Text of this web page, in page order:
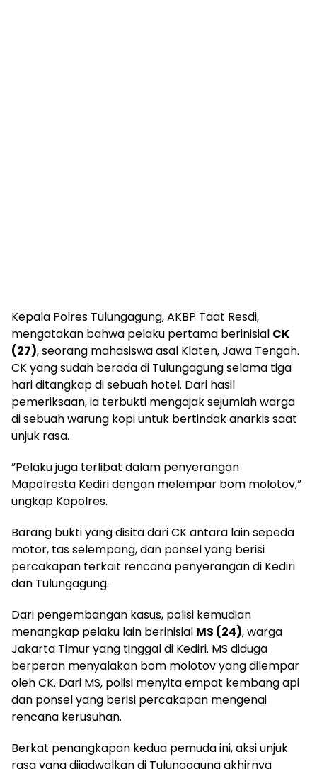
​Kepala Polres Tulungagung, AKBP Taat Resdi,
mengatakan bahwa pelaku pertama berinisial CK
(27), seorang mahasiswa asal Klaten, Jawa Tengah.
CK yang sudah berada di Tulungagung selama tiga
hari ditangkap di sebuah hotel. Dari hasil
pemeriksaan, ia terbukti mengajak sejumlah warga
di sebuah warung kopi untuk bertindak anarkis saat
unjuk rasa.
​”Pelaku juga terlibat dalam penyerangan
Mapolresta Kediri dengan melempar bom molotov,”
ungkap Kapolres.
​Barang bukti yang disita dari CK antara lain sepeda
motor, tas selempang, dan ponsel yang berisi
percakapan terkait rencana penyerangan di Kediri
dan Tulungagung.
​Dari pengembangan kasus, polisi kemudian
menangkap pelaku lain berinisial MS (24), warga
Jakarta Timur yang tinggal di Kediri. MS diduga
berperan menyalakan bom molotov yang dilempar
oleh CK. Dari MS, polisi menyita empat kembang api
dan ponsel yang berisi percakapan mengenai
rencana kerusuhan.
​Berkat penangkapan kedua pemuda ini, aksi unjuk
rasa yang dijadwalkan di Tulungagung akhirnya